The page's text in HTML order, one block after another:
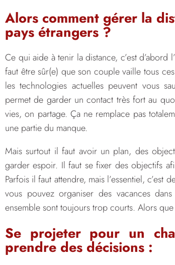
Alors comment gérer la
pays étrangers ?
Ce qui aide à tenir la distance, c’est
faut être sûr(e) que son couple vaille tous
les technologies actuelles peuvent vous
permet de garder un contact très fort au
vies, on partage. Ça ne remplace pas
une partie du manque.
Mais surtout il faut avoir un plan, des
garder espoir. Il faut se fixer des objectifs
Parfois il faut attendre, mais l’essentiel,
vous pouvez organiser des vacances
ensemble sont toujours trop courts. Alors
Se projeter pour un
prendre des décisions :